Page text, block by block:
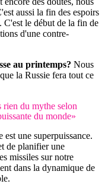
aussi la fin des espoirs
C'est le début de la fin de
d'une contre-
au printemps? Nous
la Russie fera tout ce
du mythe selon
du monde»
une superpuissance.
de planifier une
missiles sur notre
dans la dynamique de